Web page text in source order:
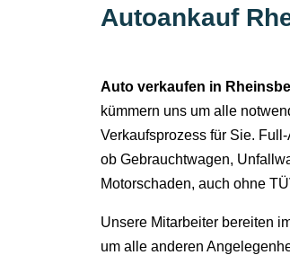
Autoankauf
Auto verkaufen in
kümmern uns um alle
Verkaufsprozess für Sie.
ob Gebrauchtwagen,
Motorschaden, auch ohne
Unsere Mitarbeiter bereiten
um alle anderen